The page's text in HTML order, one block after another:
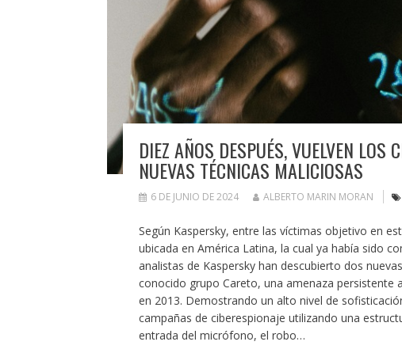
DIEZ AÑOS DESPUÉS, VUELVEN LOS
NUEVAS TÉCNICAS MALICIOSAS
6 DE JUNIO DE 2024 ALBERTO MARIN MORAN
Según Kaspersky, entre las víctimas objetivo en
ubicada en América Latina, la cual ya había sido
analistas de Kaspersky han descubierto dos
conocido grupo Careto, una amenaza persistente
en 2013. Demostrando un alto nivel de
campañas de ciberespionaje utilizando una
entrada del micrófono, el robo…